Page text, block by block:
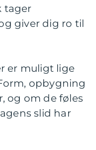
tager
giver dig ro til
er muligt lige
opbygning
og om de føles
slid har